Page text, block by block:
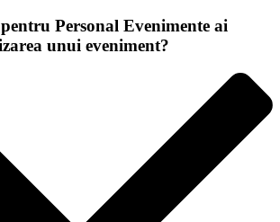
Personal Evenimente ai
unui eveniment?